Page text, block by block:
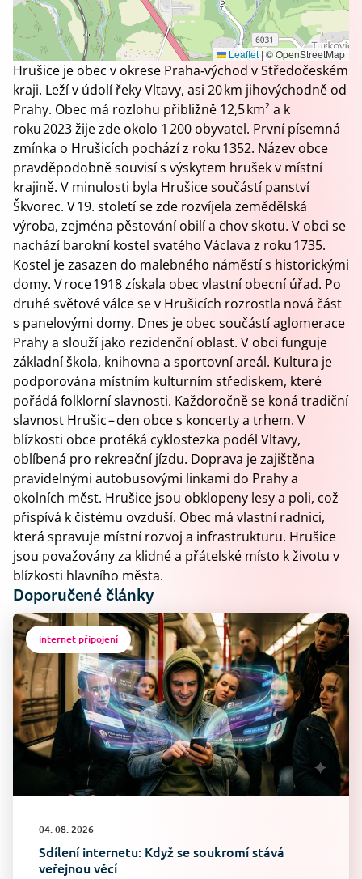
Leaflet | © OpenStreetMap
Hrušice je obec v okrese Praha‑východ v Středočeském
kraji. Leží v údolí řeky Vltavy, asi 20 km jihovýchodně od
Prahy. Obec má rozlohu přibližně 12,5 km² a k
roku 2023 žije zde okolo 1 200 obyvatel. První písemná
zmínka o Hrušicích pochází z roku 1352. Název obce
pravděpodobně souvisí s výskytem hrušek v místní
krajině. V minulosti byla Hrušice součástí panství
Škvorec. V 19. století se zde rozvíjela zemědělská
výroba, zejména pěstování obilí a chov skotu. V obci se
nachází barokní kostel svatého Václava z roku 1735.
Kostel je zasazen do malebného náměstí s historickými
domy. V roce 1918 získala obec vlastní obecní úřad. Po
druhé světové válce se v Hrušicích rozrostla nová část
s panelovými domy. Dnes je obec součástí aglomerace
Prahy a slouží jako rezidenční oblast. V obci funguje
základní škola, knihovna a sportovní areál. Kultura je
podporována místním kulturním střediskem, které
pořádá folklorní slavnosti. Každoročně se koná tradiční
slavnost Hrušic – den obce s koncerty a trhem. V
blízkosti obce protéká cyklostezka podél Vltavy,
oblíbená pro rekreační jízdu. Doprava je zajištěna
pravidelnými autobusovými linkami do Prahy a
okolních měst. Hrušice jsou obklopeny lesy a poli, což
přispívá k čistému ovzduší. Obec má vlastní radnici,
která spravuje místní rozvoj a infrastrukturu. Hrušice
jsou považovány za klidné a přátelské místo k životu v
blízkosti hlavního města.
Doporučené články
internet připojení
04. 08. 2026
Sdílení internetu: Když se soukromí stává
veřejnou věcí